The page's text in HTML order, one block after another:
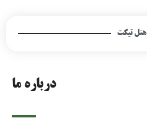
هتل تیکت
درباره ما